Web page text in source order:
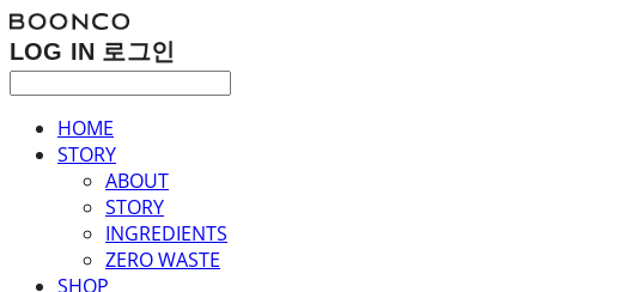
LOG IN 로그인
HOME
STORY
ABOUT
STORY
INGREDIENTS
ZERO WASTE
SHOP